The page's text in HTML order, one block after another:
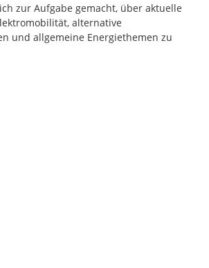
zur Aufgabe gemacht, über aktuelle
alternative
und allgemeine Energiethemen zu